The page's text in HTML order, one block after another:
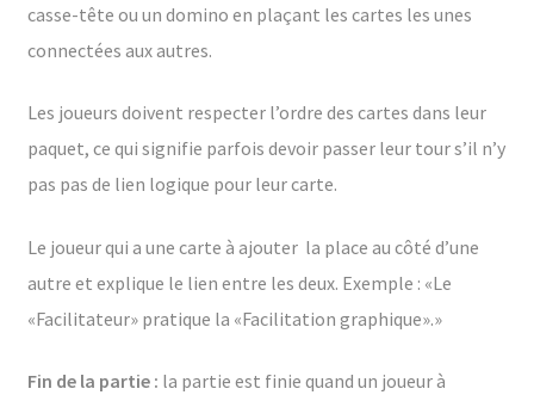
casse-tête ou un domino en plaçant les cartes les unes
connectées aux autres.
Les joueurs doivent respecter l’ordre des cartes dans leur
paquet, ce qui signifie parfois devoir passer leur tour s’il n’y
pas pas de lien logique pour leur carte.
Le joueur qui a une carte à ajouter la place au côté d’une
autre et explique le lien entre les deux. Exemple : «Le
«Facilitateur» pratique la «Facilitation graphique».»
Fin de la partie : la partie est finie quand un joueur à